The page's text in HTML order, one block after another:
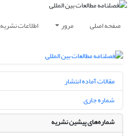
صفحه اصلی مرور اطلاعات نشریه
مقالات آماده انتشار
شماره جاری
شماره‌های پیشین نشریه